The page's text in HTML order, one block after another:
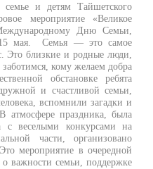
и детям Тайшетского
мероприятие «Великое
Дню Семьи,
15 мая. Семья — это самое
Это близкие и родные люди,
кому желаем добра
обстановке ребята
и счастливой семьи,
вспомнили загадки и
праздника, была
с веселыми конкурсами на
части, организовано
мероприятие в очередной
важности семьи, поддержке